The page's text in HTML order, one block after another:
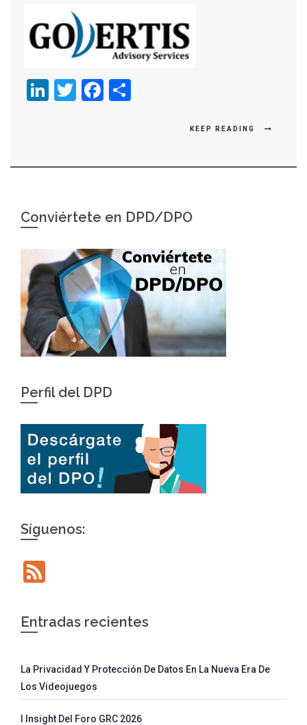
LinkedIn
TwitterFacebook
KEEP READING
Conviértete en DPD/DPO
Perfil del DPD
Síguenos:
Entradas recientes
La Privacidad Y Protección De Datos En La Nueva Era De
Los Videojuegos
I Insight Del Foro GRC 2026